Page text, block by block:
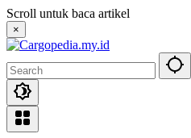
Skip
to
content
Scroll untuk baca artikel
×